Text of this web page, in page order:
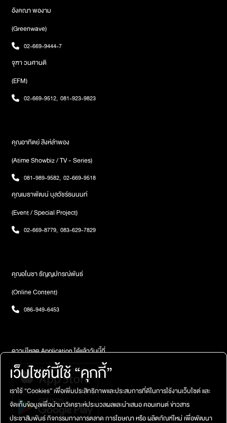
อังคณา พองาม
(Greenwave)
02-669-9444-7
จุฑา วนศานติ
(EFM)
02-669-9512, 081-923-9823
คุณอาทิตย์ สิงห์ลำพอง
(Atime Showbiz / TV - Series)
081-989-9582, 02-669-9518
คุณเมธาพัฒน์ บุลวัชร์ธนนนท์
(Event / Special Project)
02-669-8779, 083-629-7829
คุณอโนชา ธัญญปกรณ์พันธ์
(Online Content)
086-949-6453
ดาวน์โหลด Application ได้แล้ววันนี้ที่
เว็บไซต์นี้ใช้ “คุกกี้”
เราใช้ “Cookies” เพื่อเพิ่มประสิทธิภาพและประสบการที่ดีในการใช้งานเว็บไซต์ และ
จัดเก็บข้อมูลเพื่อนำมาวิเคราะห์ประมวลผลและนำเสนอ คอนเทนต์ ข่าวสาร
ประชาสัมพันธ์ กิจกรรมทางการตลาด การโฆษณา หรือ ผลิตภัณฑ์ใหม่ เพื่อพัฒนา